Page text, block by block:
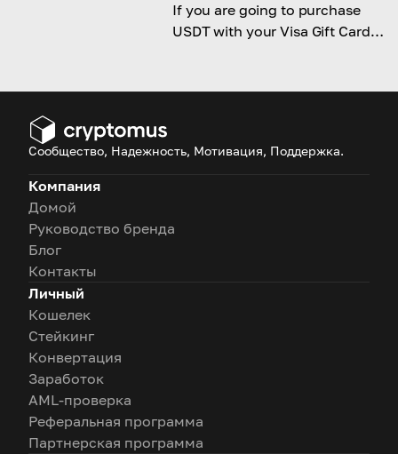
If you are going to purchase
USDT with your Visa Gift Card,
Сообщество, Надежность, Мотивация, Поддержка.
Компания
Домой
Руководство бренда
Блог
Контакты
Личный
Кошелек
Стейкинг
Конвертация
Заработок
AML-проверка
Реферальная программа
Партнерская программа